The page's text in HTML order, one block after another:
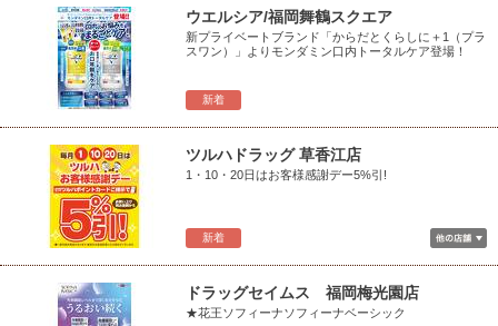
新着
ウエルシア/福岡舞鶴スクエア
新プライベートブランド「からだとくらしに＋1（プラ
スワン）」よりモンダミン口内トータルケア登場！
新着
ツルハドラッグ 草香江店
1・10・20日はお客様感謝デー5%引!
ドラッグセイムス 福岡梅光園店
★花王ソフィーナソフィーナベーシック